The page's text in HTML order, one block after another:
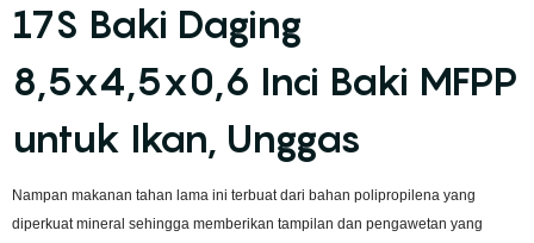
17S Baki Daging
8,5x4,5x0,6 Inci Baki MFPP
untuk Ikan, Unggas
Nampan makanan tahan lama ini terbuat dari bahan polipropilena yang
diperkuat mineral sehingga memberikan tampilan dan pengawetan yang